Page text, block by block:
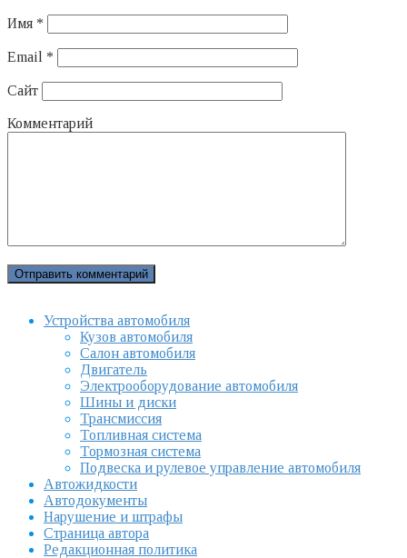
Имя *
Email *
Сайт
Комментарий
Устройства автомобиля
Кузов автомобиля
Салон автомобиля
Двигатель
Электрооборудование автомобиля
Шины и диски
Трансмиссия
Топливная система
Тормозная система
Подвеска и рулевое управление автомобиля
Автожидкости
Автодокументы
Нарушение и штрафы
Страница автора
Редакционная политика